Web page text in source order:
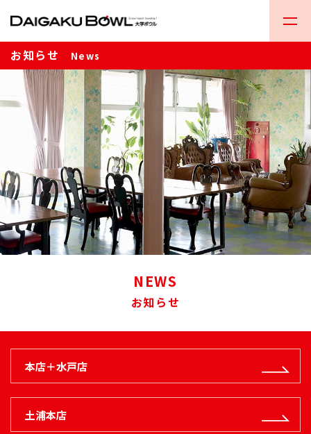
お知らせ News
NEWS
お知らせ
本店＋水戸店
土浦本店